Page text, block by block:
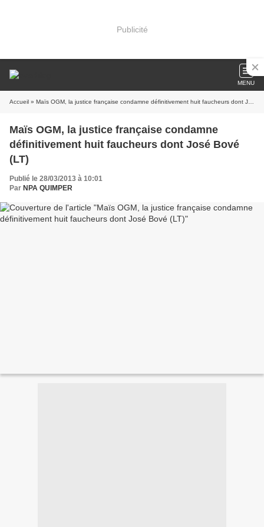
Publicité
MENU
Accueil » Maïs OGM, la justice française condamne définitivement huit faucheurs dont José Bové (LT)
Maïs OGM, la justice française condamne
définitivement huit faucheurs dont José Bové
(LT)
Publié le 28/03/2013 à 10:01
Par NPA QUIMPER